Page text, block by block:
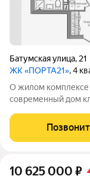
Батумская улица, 21
ЖК «ПОРТА21», 4
О жилом комплексе
современный дом
баланс между
Виды на Каму и
10 625 000 ₽